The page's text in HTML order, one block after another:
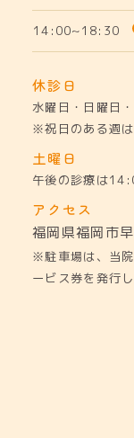
14:00~18:30
休診日
水曜日・日曜日
※祝日のある週
土曜日
午後の診療は
アクセス
福岡県福岡市
※駐車場は、当
ービス券を発行